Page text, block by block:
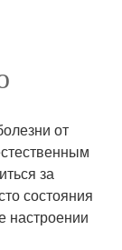
от
за
состояния
настроении